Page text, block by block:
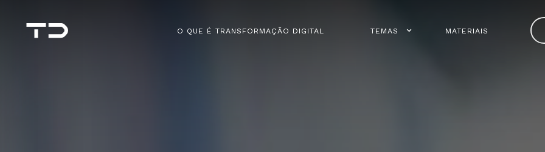
O QUE É TRANSFORMAÇÃO DIGITAL TEMAS MATERIAIS